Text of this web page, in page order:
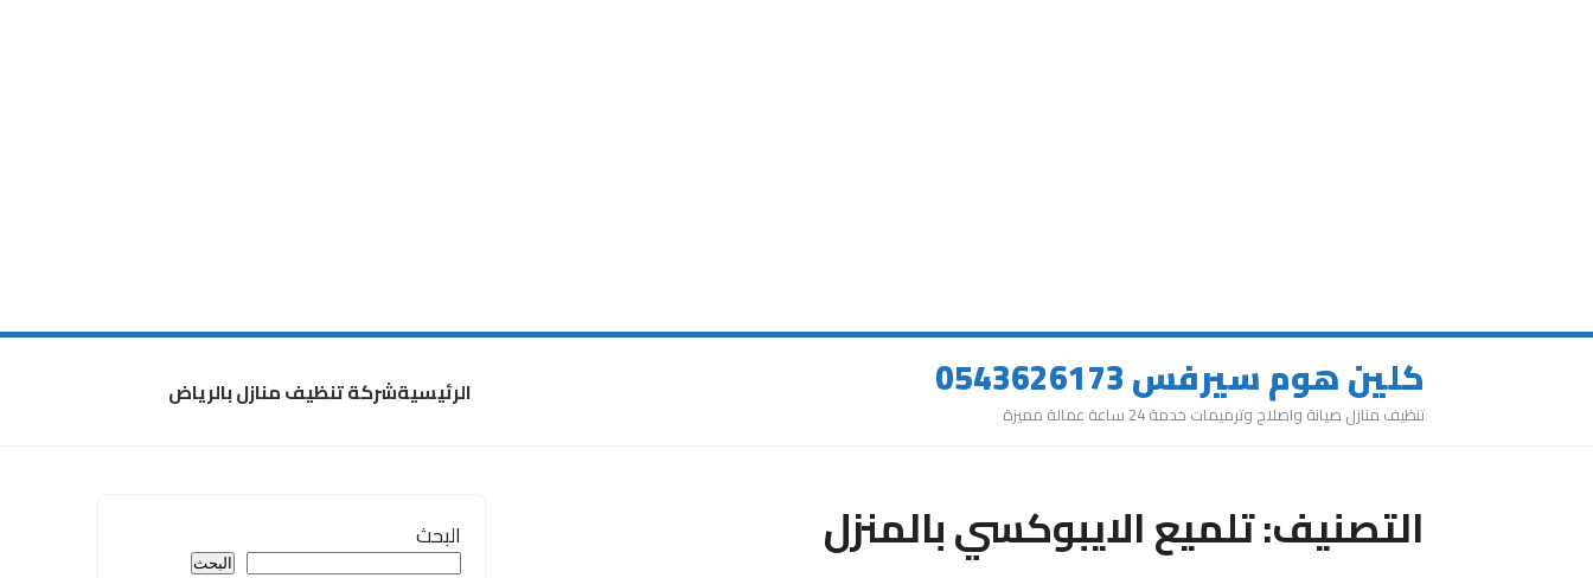
كلين هوم سيرفس 0543626173
تنظيف منازل صيانة واصلاح وترميمات خدمة 24 ساعة عمالة مميزة
الرئيسيةشركة تنظيف منازل بالرياض
التصنيف:تلميع الايبوكسي بالمنزل البحث
البحث